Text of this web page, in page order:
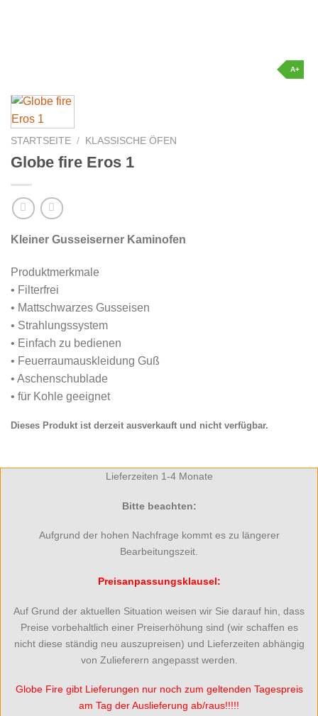
A+
STARTSEITE / KLASSISCHE ÖFEN
Globe fire Eros 1
Kleiner Gusseiserner Kaminofen
Produktmerkmale
• Filterfrei
• Mattschwarzes Gusseisen
• Strahlungssystem
• Einfach zu bedienen
• Feuerraumauskleidung Guß
• Aschenschublade
• für Kohle geeignet
Dieses Produkt ist derzeit ausverkauft und nicht verfügbar.
Lieferzeiten 1-4 Monate
Bitte beachten:
Aufgrund der hohen Nachfrage kommt es zu längerer
Bearbeitungszeit.
Preisanpassungsklausel:
Auf Grund der aktuellen Situation weisen wir Sie darauf hin, dass
Preise vorbehaltlich einer Preiserhöhung sind (wir schaffen es
nicht diese ständig neu auszupreisen) und Lieferzeiten abhängig
von Zulieferern angepasst werden.
Globe Fire gibt Lieferungen nur noch zum geltenden Tagespreis
am Tag der Auslieferung ab/raus!!!!!